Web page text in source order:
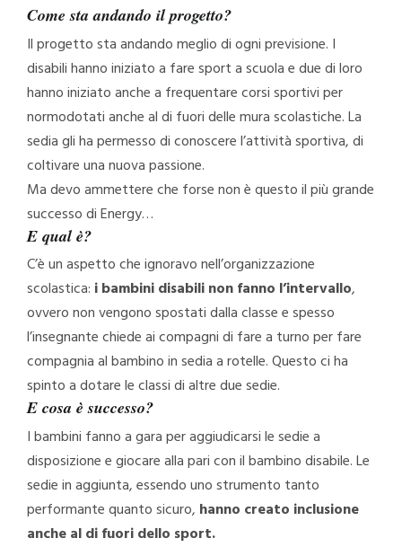
Come sta andando il progetto?
Il progetto sta andando meglio di ogni previsione. I
disabili hanno iniziato a fare sport a scuola e due di loro
hanno iniziato anche a frequentare corsi sportivi per
normodotati anche al di fuori delle mura scolastiche. La
sedia gli ha permesso di conoscere l’attività sportiva, di
coltivare una nuova passione.
Ma devo ammettere che forse non è questo il più grande
successo di Energy…
E qual è?
C’è un aspetto che ignoravo nell’organizzazione
scolastica: i bambini disabili non fanno l’intervallo,
ovvero non vengono spostati dalla classe e spesso
l’insegnante chiede ai compagni di fare a turno per fare
compagnia al bambino in sedia a rotelle. Questo ci ha
spinto a dotare le classi di altre due sedie.
E cosa è successo?
I bambini fanno a gara per aggiudicarsi le sedie a
disposizione e giocare alla pari con il bambino disabile. Le
sedie in aggiunta, essendo uno strumento tanto
performante quanto sicuro, hanno creato inclusione
anche al di fuori dello sport.